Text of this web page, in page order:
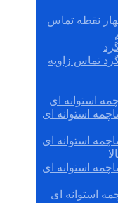
نقطه تماس
تماس زاویه
استوانه ای
استوانه ای
استوانه ای
استوانه ای
استوانه ای